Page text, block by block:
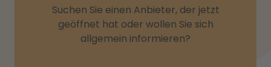
Suchen Sie einen Anbieter, der jetzt
geöffnet hat oder wollen Sie sich
allgemein informieren?